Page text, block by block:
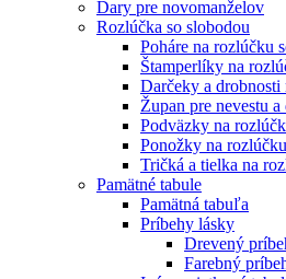
Dary pre novomanželov
Rozlúčka so slobodou
Poháre na rozlúčku
Štamperlíky na
Darčeky a drobnosti
Župan pre nevestu
Podväzky na
Ponožky na
Tričká a tielka na
Pamätné tabule
Pamätná tabuľa
Príbehy lásky
Drevený
Farebný